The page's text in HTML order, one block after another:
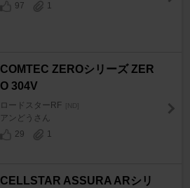
97
1
COMTEC ZEROシリーズ ZER
O 304V
ロードスターRF
アンどうさん
29
1
CELLSTAR ASSURA ARシリ